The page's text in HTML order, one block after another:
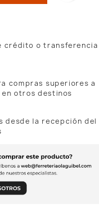
crédito o transferencia
compras superiores a
en otros destinos
desde la recepción del